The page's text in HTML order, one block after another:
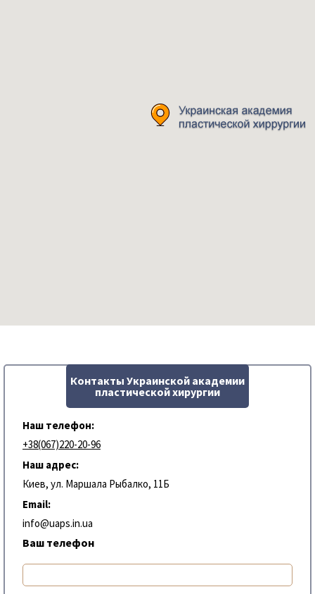
Контакты Украинской академии
пластической хирургии
Наш телефон:
+38(067)220-20-96
Наш адрес:
Киев, ул. Маршала Рыбалко, 11Б
Email:
info@uaps.in.ua
Ваш телефон